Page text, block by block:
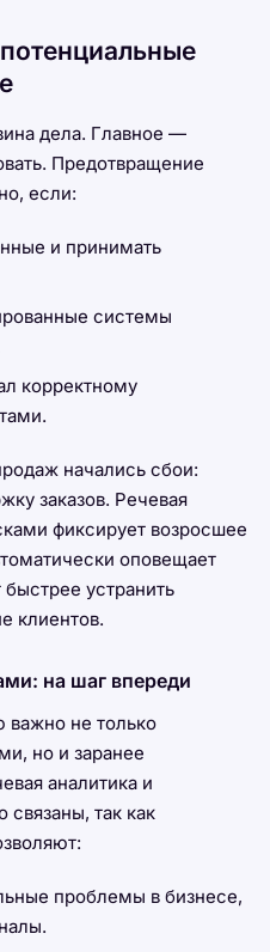
дела. Главное —
Предотвращение
если:
и принимать
системы
корректному
начались сбои:
заказов. Речевая
фиксирует возросшее
оповещает
быстрее устранить
клиентов.
на шаг впереди
не только
но и заранее
аналитика и
связаны, так как
проблемы в бизнесе,